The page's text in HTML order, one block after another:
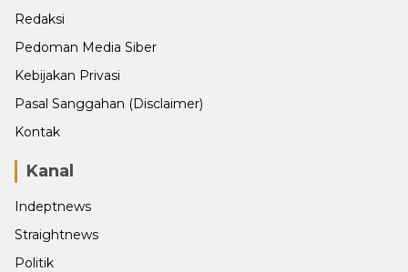
Redaksi
Pedoman Media Siber
Kebijakan Privasi
Pasal Sanggahan (Disclaimer)
Kontak
Kanal
Indeptnews
Straightnews
Politik